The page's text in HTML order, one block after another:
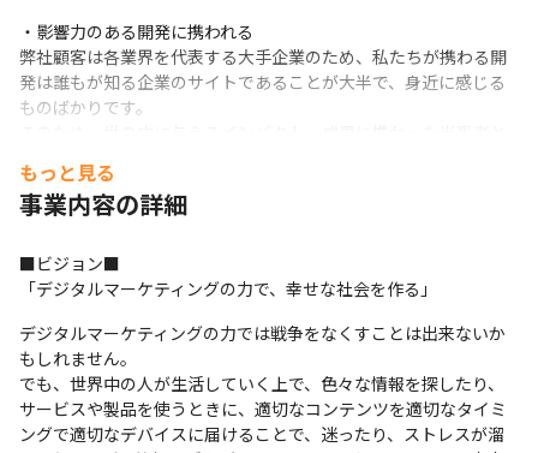
・影響力のある開発に携われる
弊社顧客は各業界を代表する大手企業のため、私たちが携わる開
発は誰もが知る企業のサイトであることが大半で、身近に感じる
ものばかりです。
■キャリアパス
ただけます。
グループ、課単位といったマネジメント、ゼネラリストの道に進
む組織長の役割や、
プロジェクトマネジメントの道を究めるスペシャリストなど、成
長するステップが用意されています。
もっと見る
事業内容の詳細
■ビジョン■
「デジタルマーケティングの力で、幸せな社会を作る」
デジタルマーケティングの力では戦争をなくすことは出来ないか
もしれません。
でも、世界中の人が生活していく上で、色々な情報を探したり、
サービスや製品を使うときに、適切なコンテンツを適切なタイミ
ングで適切なデバイスに届けることで、迷ったり、ストレスが溜